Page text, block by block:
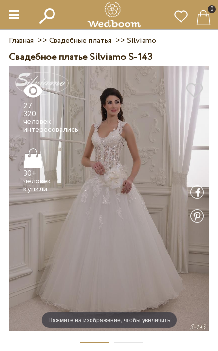
0
Главная >> Свадебные платья >> Silviamo
Свадебное платье Silviamo S-143
Нажмите на изображение, чтобы увеличить
27
320
человек
30+
человек